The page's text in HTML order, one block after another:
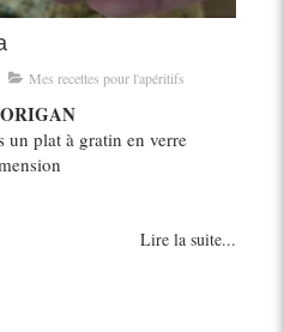
Mes recettes pour l'apéritifs
un plat à gratin en verre
Lire la suite...